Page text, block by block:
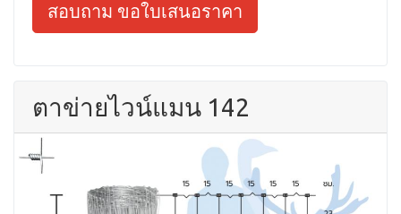
สอบถาม ขอใบเสนอราคา
ตาข่ายไวน์แมน 142